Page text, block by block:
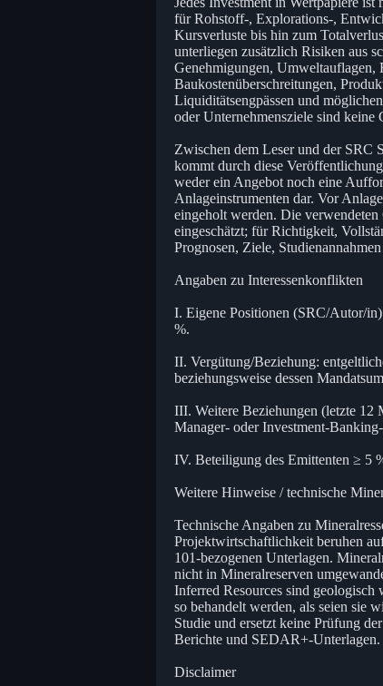
für Rohstoff-, Explorations-,
Kursverluste bis hin zum
unterliegen zusätzlich Risiken aus
Genehmigungen, Umweltauflagen,
Baukostenüberschreitungen,
Liquiditätsengpässen und
oder Unternehmensziele sind keine
Zwischen dem Leser und der SRC
kommt durch diese
weder ein Angebot noch eine
Anlageinstrumenten dar. Vor
eingeholt werden. Die
eingeschätzt; für Richtigkeit,
Prognosen, Ziele,
Angaben zu Interessenkonflikten
I. Eigene Positionen (SRC/Autor/
%.
II. Vergütung/Beziehung:
beziehungsweise dessen
III. Weitere Beziehungen (letzte 12
Manager- oder Investment-
IV. Beteiligung des Emittenten ≥ 5
Weitere Hinweise / technische
Technische Angaben zu
Projektwirtschaftlichkeit beruhen
101-bezogenen Unterlagen.
nicht in Mineralreserven
Inferred Resources sind
so behandelt werden, als seien sie
Studie und ersetzt keine Prüfung
Berichte und SEDAR+-Unterlagen.
Disclaimer